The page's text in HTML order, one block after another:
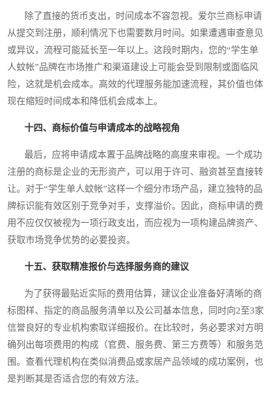
除了直接的货币支出，时间成本不容忽视。爱尔兰商标申请
从提交到注册，顺利情况下也需要数月时间。如果遭遇审查意见
或异议，流程可能延长至一年以上。这段时期内，您的“学生单
人蚊帐”品牌在市场推广和渠道建设上可能会受到限制或面临风
险，这就是机会成本。高效的代理服务能加速流程，其价值也体
现在缩短时间成本和降低机会成本上。
十四、商标价值与申请成本的战略视角
最后，应将申请成本置于品牌战略的高度来审视。一个成功
注册的商标是企业的无形资产，可以用于许可、融资甚至直接转
让。对于“学生单人蚊帐”这样一个细分市场产品，建立独特的品
牌标识能有效区别于竞争对手，支撑溢价。因此，商标申请的费
用不应仅仅被视为一项行政支出，而应视为一项构建品牌资产、
获取市场竞争优势的必要投资。
十五、获取精准报价与选择服务商的建议
为了获得最贴近实际的费用估算，建议企业准备好清晰的商
标图样、指定的商品服务清单以及公司基本信息，同时向2至3家
信誉良好的专业机构索取详细报价。在比较时，务必要求对方明
确列出每项费用的构成（官费、服务费、第三方费等）和服务范
围。查看代理机构在类似消费品或家居产品领域的成功案例，也
是判断其是否适合您的有效方法。